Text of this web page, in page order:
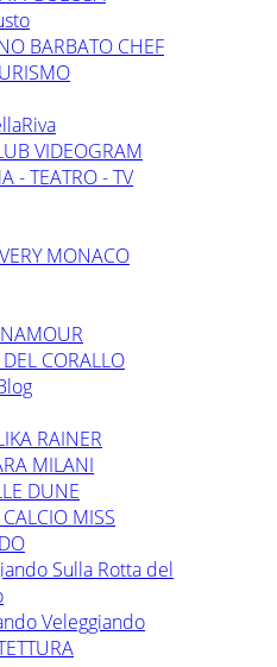
BARBATO CHEF
VIDEOGRAM
- TEATRO - TV
MONACO
CORALLO
RAINER
MILANI
DUNE
MISS
Sulla Rotta del
Veleggiando